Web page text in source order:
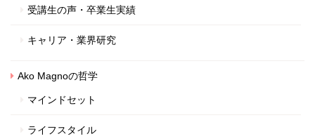
受講生の声・卒業生実績
キャリア・業界研究
Ako Magnoの哲学
マインドセット
ライフスタイル